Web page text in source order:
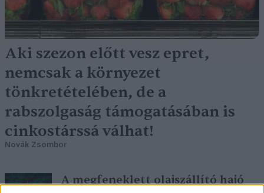
Aki szezon előtt vesz epret,
nemcsak a környezet
tönkretételében, de a
rabszolgaság támogatásában is
cinkostárssá válhat!
Novák Zsombor
A megfeneklett olajszállító hajó